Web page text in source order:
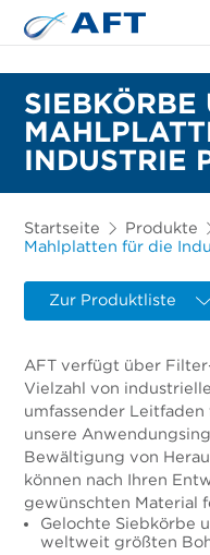
SIEBKÖRBE
INDUSTRIE
Startseite Produkte
Mahlplatten für die
Zur Produktliste
AFT verfügt über
Vielzahl von
umfassender
unsere
Bewältigung von
können nach Ihren
gewünschten Material
Gelochte Siebkörbe
weltweit größten